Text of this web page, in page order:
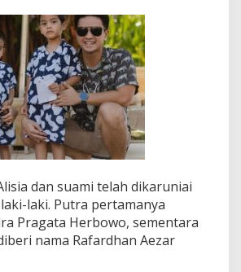
dan suami telah dikaruniai
laki. Putra pertamanya
Pragata Herbowo, sementara
nama Rafardhan Aezar